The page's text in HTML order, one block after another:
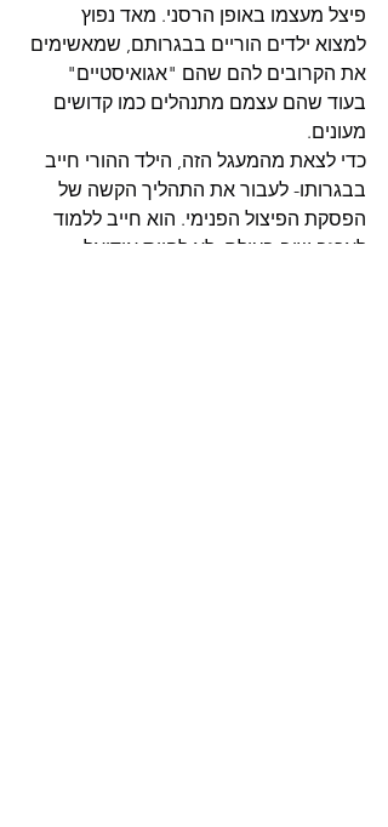
פיצל מעצמו באופן הרסני. מאד נפוץ
למצוא ילדים הוריים בבגרותם, שמאשימים
את הקרובים להם שהם "אגואיסטיים"
בעוד שהם עצמם מתנהלים כמו קדושים
מעונים.
כדי לצאת מהמעגל הזה, הילד ההורי חייב
בבגרותו- לעבור את התהליך הקשה של
הפסקת הפיצול הפנימי. הוא חייב ללמוד
לאכזב שוב בעולם, לא להיות אידיאל,